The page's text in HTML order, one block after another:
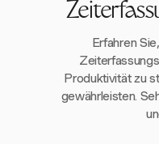
Erfahren
Produktivität zu
gewährleisten.